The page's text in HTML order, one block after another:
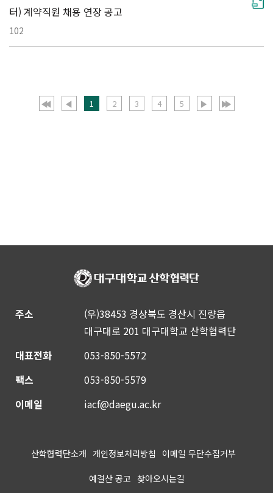
터) 계약직원 채용 연장 공고
102
1 2 3 4 5
주소
대표전화
팩스
이메일
(우)38453 경상북도 경산시 진량읍
대구대로 201 대구대학교 산학협력단
053-850-5572
053-850-5579
iacf@daegu.ac.kr
산학협력단소개 개인정보처리방침 이메일 무단수집거부
예결산 공고 찾아오시는길